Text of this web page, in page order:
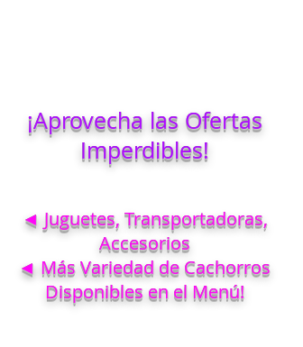
¡Aprovecha las Ofertas
Imperdibles!
◄ Juguetes, Transportadoras,
Accesorios
◄ Más Variedad de Cachorros
Disponibles en el Menú!